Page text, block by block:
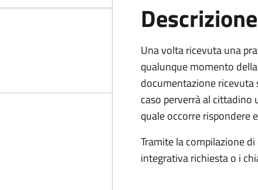
Descrizione
Una volta ricevuta una
qualunque momento
documentazione
caso perverrà al
quale occorre rispondere
Tramite la compilazione
integrativa richiesta o i